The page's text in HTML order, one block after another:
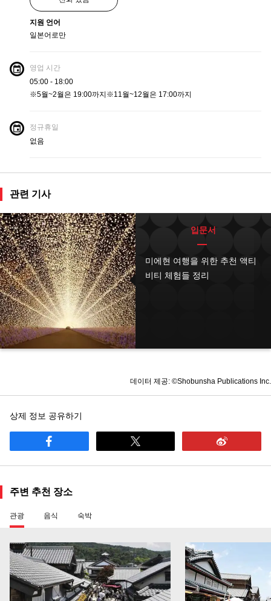
지원 언어
일본어로만
영업 시간
05:00 - 18:00
※5월~2월은 19:00까지※11월~12월은 17:00까지
정규휴일
없음
관련 기사
입문서
미에현 여행을 위한 추천 액티
비티 체험들 정리
데이터 제공: ©Shobunsha Publications Inc.
상제 정보 공유하기
주변 추천 장소
관광 음식 숙박